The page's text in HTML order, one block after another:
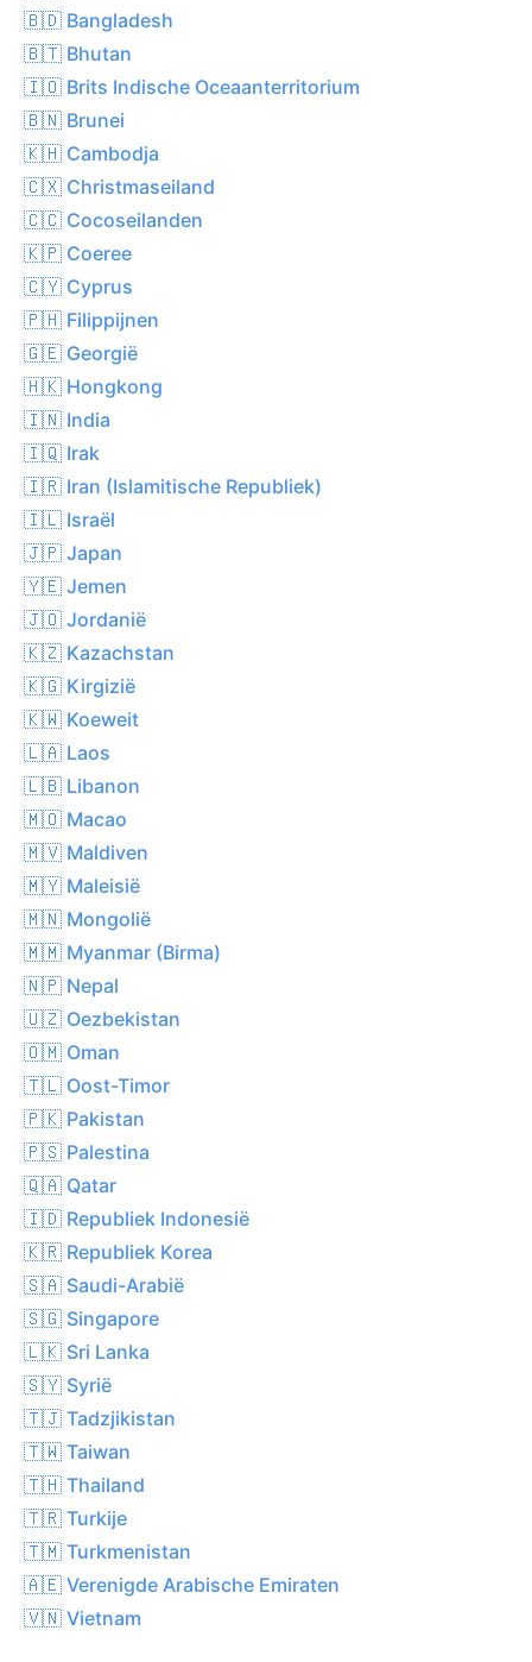
🇧🇩 Bangladesh
🇧🇹 Bhutan
🇮🇴 Brits Indische Oceaanterritorium
🇧🇳 Brunei
🇰🇭 Cambodja
🇨🇽 Christmaseiland
🇨🇨 Cocoseilanden
🇰🇵 Coeree
🇨🇾 Cyprus
🇵🇭 Filippijnen
🇬🇪 Georgië
🇭🇰 Hongkong
🇮🇳 India
🇮🇶 Irak
🇮🇷 Iran (Islamitische Republiek)
🇮🇱 Israël
🇯🇵 Japan
🇾🇪 Jemen
🇯🇴 Jordanië
🇰🇿 Kazachstan
🇰🇬 Kirgizië
🇰🇼 Koeweit
🇱🇦 Laos
🇱🇧 Libanon
🇲🇴 Macao
🇲🇻 Maldiven
🇲🇾 Maleisië
🇲🇳 Mongolië
🇲🇲 Myanmar (Birma)
🇳🇵 Nepal
🇺🇿 Oezbekistan
🇴🇲 Oman
🇹🇱 Oost-Timor
🇵🇰 Pakistan
🇵🇸 Palestina
🇶🇦 Qatar
🇮🇩 Republiek Indonesië
🇰🇷 Republiek Korea
🇸🇦 Saudi-Arabië
🇸🇬 Singapore
🇱🇰 Sri Lanka
🇸🇾 Syrië
🇹🇯 Tadzjikistan
🇹🇼 Taiwan
🇹🇭 Thailand
🇹🇷 Turkije
🇹🇲 Turkmenistan
🇦🇪 Verenigde Arabische Emiraten
🇻🇳 Vietnam